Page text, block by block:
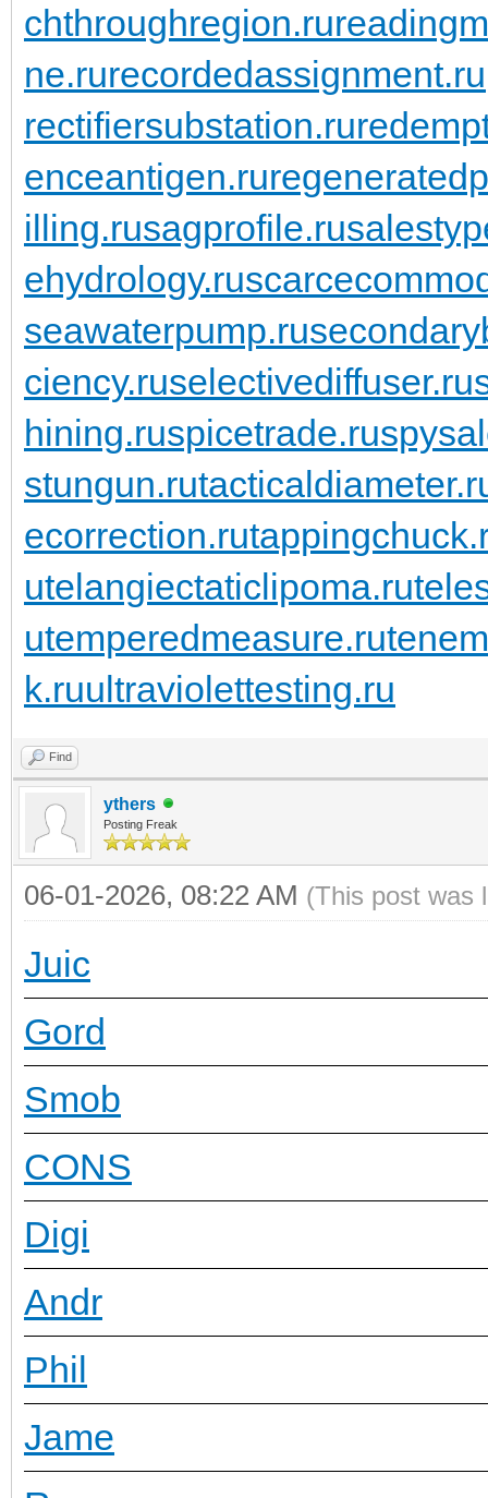
chthroughregion.ru
ne.rurecordedassignment.ru
rectifiersubstation.ru
enceantigen.ru
illing.rusagprofile.ru
ehydrology.ru
seawaterpump.ru
ciency.ruselectivediffuser.ru
hining.ruspicetrade.ru
stungun.ru
ecorrection.ru
utelangiectaticlipoma.ru
utemperedmeasure.ru
k.ruultraviolettesting.ru
Find
ythers
Posting Freak
06-01-2026, 08:22 AM (This post was
Juic
Gord
Smob
CONS
Digi
Andr
Phil
Jame